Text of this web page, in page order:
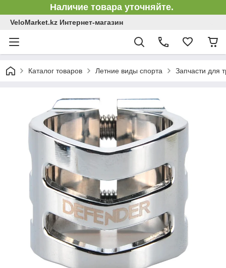
Наличие товара уточняйте.
VeloMarket.kz Интернет-магазин
Каталог товаров Летние виды спорта Запчасти для